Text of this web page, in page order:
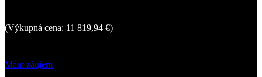
(Výkupná cena: 11 819,94 €)
Mám záujem